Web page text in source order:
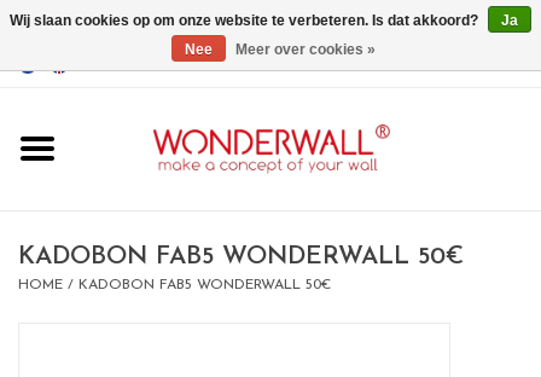
GBP/USD
magneetborden
KADOBON FAB5 WONDERWALL 50€
HOME / KADOBON FAB5 WONDERWALL 50€
Wij slaan cookies op om onze website te verbeteren. Is dat akkoord?
Ja
Nee
Meer over cookies »